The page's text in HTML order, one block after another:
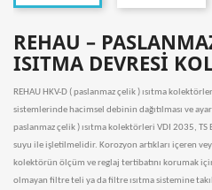
REHAU –
ISITMA DEVRESİ
REHAU HKV-D ( paslanmaz çelik ) ısıtma
sistemlerinde hacimsel debinin dağıtılması ve
paslanmaz çelik ) ısıtma kolektörleri VDI 2035, TS
suyu ile işletilmelidir. Korozyon artıkları içeren
kolektörün ölçüm ve reglaj tertibatını korumak
olmayan filtre teli ya da filtre ısıtma sistemine